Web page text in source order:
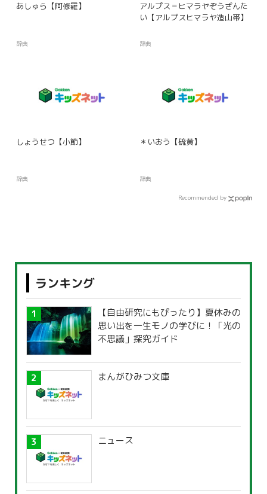
あしゅら【阿修羅】
辞典
アルプス＝ヒマラヤぞうざんた
い【アルプスヒマラヤ造山帯】
辞典
しょうせつ【小節】
辞典
＊いおう【硫黄】
辞典
Recommended by
ランキング
【自由研究にもぴったり】夏休みの
思い出を一生モノの学びに！「光の
不思議」探究ガイド
まんがひみつ文庫
ニュース